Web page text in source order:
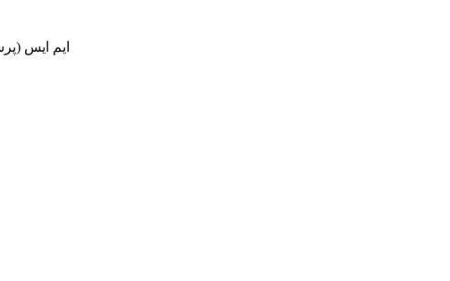
10 ايم ايس (پرسنل